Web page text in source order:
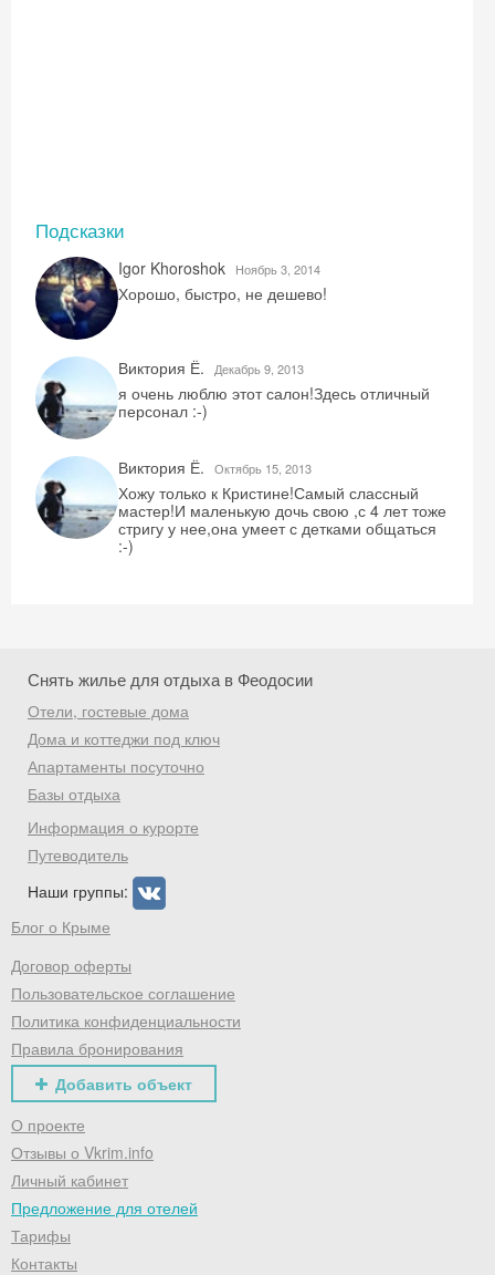
Подсказки
Igor Khoroshok Ноябрь 3, 2014
Хорошо, быстро, не дешево!
Виктория Ё. Декабрь 9, 2013
я очень люблю этот салон!Здесь отличный
персонал :-)
Виктория Ё. Октябрь 15, 2013
Хожу только к Кристине!Самый слассный
мастер!И маленькую дочь свою ,с 4 лет тоже
стригу у нее,она умеет с детками общаться
:-)
Снять жилье для отдыха в Феодосии
Отели, гостевые дома
Дома и коттеджи под ключ
Апартаменты посуточно
Базы отдыха
Информация о курорте
Путеводитель
Наши группы:
Блог о Крыме
Договор оферты
Пользовательское соглашение
Политика конфиденциальности
Правила бронирования
Добавить объект
О проекте
Отзывы о Vkrim.info
Личный кабинет
Предложение для отелей
Тарифы
Контакты
Хочешь дешевле? Оставь почту и получи
промокод на первое бронирование!
Получить промокод